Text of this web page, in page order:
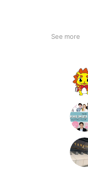
See more